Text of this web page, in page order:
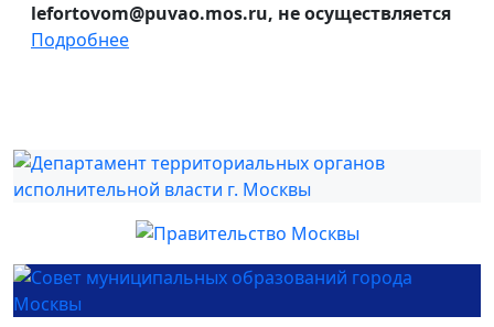
lefortovom@puvao.mos.ru, не осуществляется
Подробнее